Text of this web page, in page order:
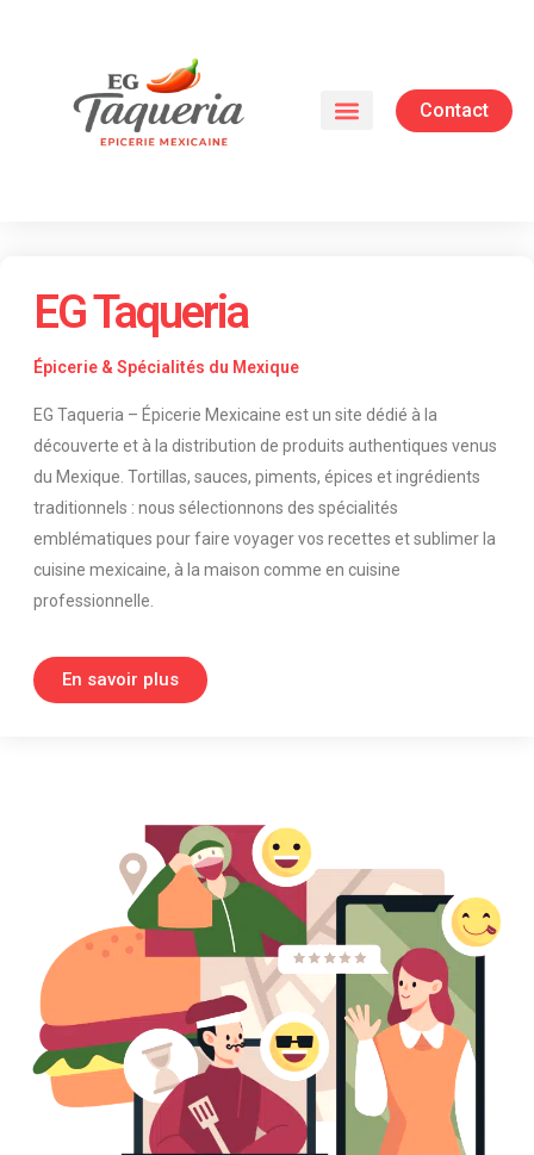
Contact
EG Taqueria
Épicerie & Spécialités du Mexique
EG Taqueria – Épicerie Mexicaine est un site dédié à la
découverte et à la distribution de produits authentiques venus
du Mexique. Tortillas, sauces, piments, épices et ingrédients
traditionnels : nous sélectionnons des spécialités
emblématiques pour faire voyager vos recettes et sublimer la
cuisine mexicaine, à la maison comme en cuisine
professionnelle.
En savoir plus